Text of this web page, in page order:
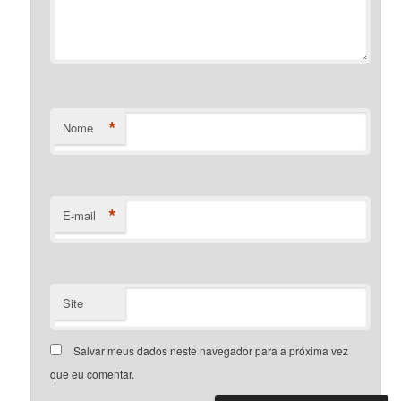
Nome *
E-mail *
Site
Salvar meus dados neste navegador para a próxima vez
que eu comentar.